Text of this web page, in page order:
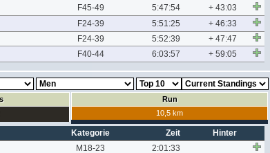
F45-49 5:47:54
+ 43:03
F24-39 5:51:25
+ 46:33
F24-39 5:52:39
+ 47:47
F40-44 6:03:57 + 59:05
Run
10,5 km
Kategorie Zeit
Hinter
M18-23 2:01:33